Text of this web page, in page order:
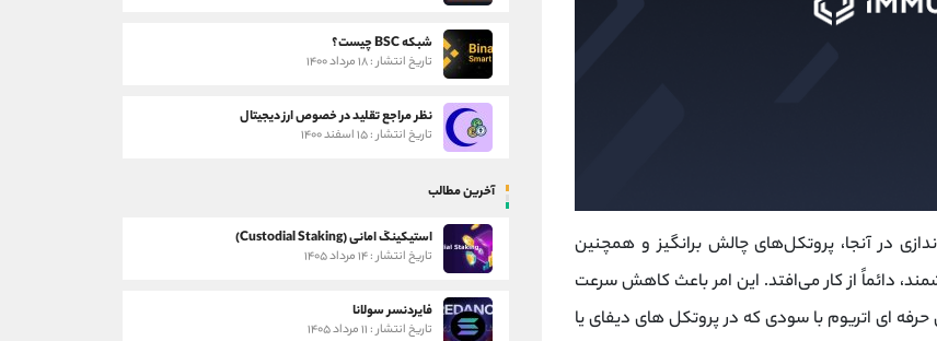
در آنجا، پروتکل‌های چالش برانگیز و همچنین
دائماً از کار می‌افتد. این امر باعث کاهش سرعت
حرفه ای اتریوم با سودی که در پروتکل های دیفای یا
شبکه BSC چیست؟
تاریخ انتشار : ۱۸ مرداد ۱۴۰۰
نظر مراجع تقلید در خصوص ارز دیجیتال
تاریخ انتشار : ۱۵ اسفند ۱۴۰۰
آخرین مطالب
استیکینگ امانی (Custodial Staking)
تاریخ انتشار : ۱۴ مرداد ۱۴۰۵
فایردنسر سولانا
تاریخ انتشار : ۱۱ مرداد ۱۴۰۵